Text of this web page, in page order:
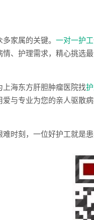
家属的关键。 一对一护工
情、护理需求，精心挑选
海东方肝胆肿瘤医院找
与专业为您的亲人驱散
时刻，一位好护工就是